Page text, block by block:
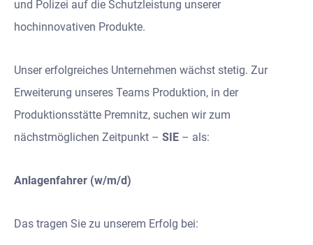
und Polizei auf die Schutzleistung unserer
hochinnovativen Produkte.
Unser erfolgreiches Unternehmen wächst stetig. Zur
Erweiterung unseres Teams Produktion, in der
Produktionsstätte Premnitz, suchen wir zum
nächstmöglichen Zeitpunkt – SIE – als:
Anlagenfahrer (w/m/d)
Das tragen Sie zu unserem Erfolg bei: